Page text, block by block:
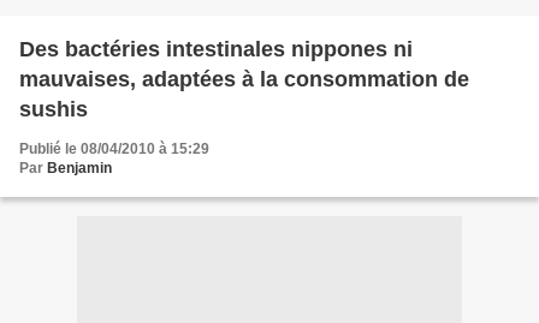
Des bactéries intestinales nippones ni
mauvaises, adaptées à la consommation de
sushis
Publié le 08/04/2010 à 15:29
Par Benjamin